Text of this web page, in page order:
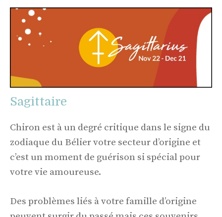
Sagittaire
Chiron est à un degré critique dans le signe du
zodiaque du Bélier votre secteur d’origine et
c’est un moment de guérison si spécial pour
votre vie amoureuse.
Des problèmes liés à votre famille d’origine